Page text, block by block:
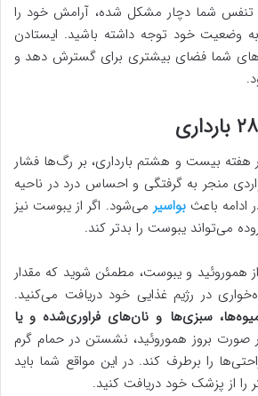
شما دچار مشکل شده، آرامش خود را
وضعیت خود توجه داشته باشید. ایستادن
شما فضای بیشتری برای گسترش دهد و
بیست و هشتم بارداری، بر رگ‌ها فشار
منجر به گرفتگی و احساس درد در ناحیه
ادامه باعثبواسیر می‌شود. اگر از یبوست نیز
می‌تواند یبوست را بدتر کند.
هموروئید و یبوست، مطمئن شوید که مقدار
در رژیم غذایی خود دریافت می‌کنید.
سبزی‌ها و نان‌های فراوری‌شده و یا
صورت بروز هموروئید، نشستن در حمام گرم
را برطرف کند. در این مواقع شما باید
را از پزشک خود دریافت کنید.